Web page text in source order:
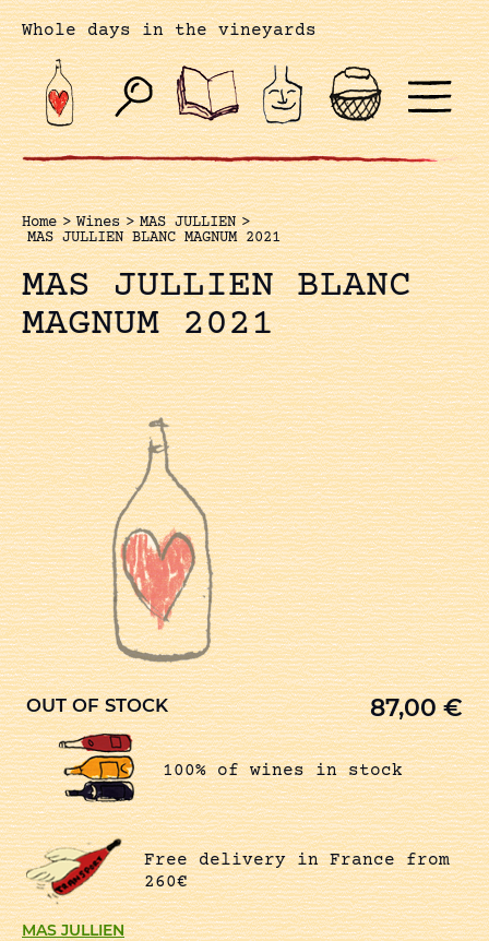
Whole days in the vineyards
Home > Wines > MAS JULLIEN >
MAS JULLIEN BLANC MAGNUM 2021
MAS JULLIEN BLANC
MAGNUM 2021
MAS JULLIEN
OUT OF STOCK 87,00€
100% of wines in stock
Free delivery in France from
260€